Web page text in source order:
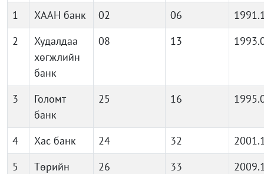
1
ХААН банк 02 06
2
Худалдаа
хөгжлийн
банк
08 13
3
Голомт
банк
25 16
4 Хас банк 24 32
5
Төрийн
26 33